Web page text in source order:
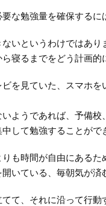
な勉強量を確保する
いというわけではあり
寝るまでをどう計画的
を見ていた、スマホ
ようであれば、予備校
して勉強することがで
も時間が自由にあるた
いている、毎朝気が済
て、それに沿って行動